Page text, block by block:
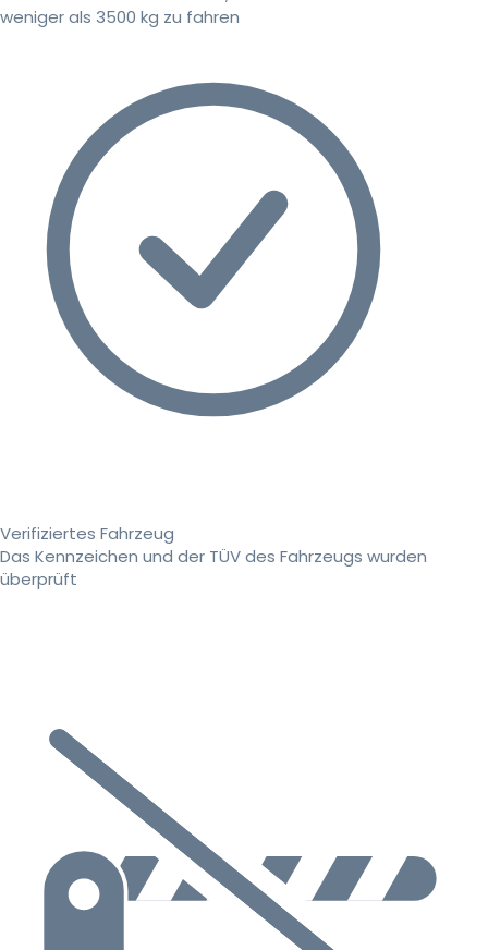
weniger als 3500 kg zu fahren
Verifiziertes Fahrzeug
Das Kennzeichen und der TÜV des Fahrzeugs wurden
überprüft